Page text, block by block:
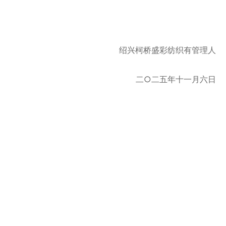
绍兴柯桥盛彩纺织有管理人
二○二五年十一月六日